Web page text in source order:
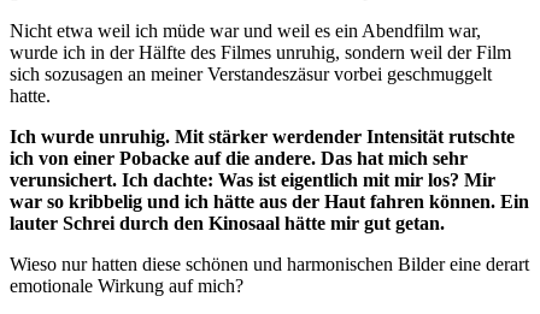
Nicht etwa weil ich müde war und weil es ein Abendfilm war,
wurde ich in der Hälfte des Filmes unruhig, sondern weil der Film
sich sozusagen an meiner Verstandeszäsur vorbei geschmuggelt
hatte.
Ich wurde unruhig. Mit stärker werdender Intensität rutschte
ich von einer Pobacke auf die andere. Das hat mich sehr
verunsichert. Ich dachte: Was ist eigentlich mit mir los? Mir
war so kribbelig und ich hätte aus der Haut fahren können. Ein
lauter Schrei durch den Kinosaal hätte mir gut getan.
Wieso nur hatten diese schönen und harmonischen Bilder eine derart
emotionale Wirkung auf mich?